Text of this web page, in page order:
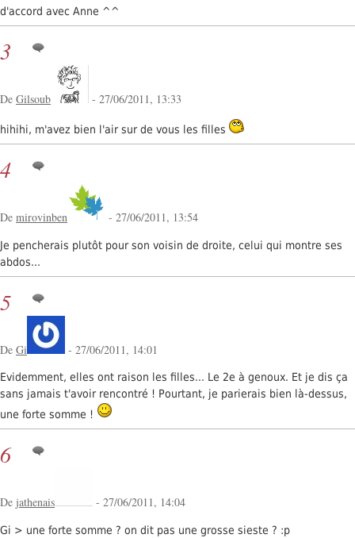
d'accord avec Anne ^^
3
De Gilsoub - 27/06/2011, 13:33
hihihi, m'avez bien l'air sur de vous les filles
4
De mirovinben - 27/06/2011, 13:54
Je pencherais plutôt pour son voisin de droite, celui qui montre ses
abdos...
5
De Gi - 27/06/2011, 14:01
Evidemment, elles ont raison les filles... Le 2e à genoux. Et je dis ça
sans jamais t'avoir rencontré ! Pourtant, je parierais bien là-dessus,
une forte somme !
6
De jathenais - 27/06/2011, 14:04
Gi > une forte somme ? on dit pas une grosse sieste ? :p